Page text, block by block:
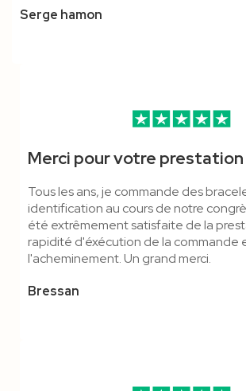
Serge hamon
Merci pour votre prestation
Tous les ans, je commande des
identification au cours de notre
été extrêmement satisfaite de la
rapidité d'éxécution de la commande
l'acheminement. Un grand merci.
Bressan